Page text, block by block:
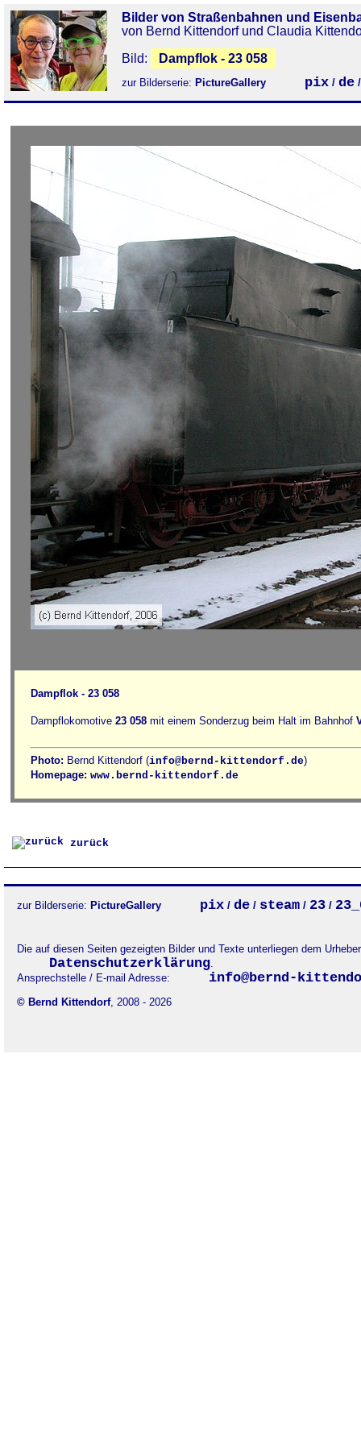
Bilder von Straßenbahnen und
von Bernd Kittendorf und Claudia
Bild:
Dampflok - 23 058
zur Bilderserie: PictureGallery pix / de
Dampflok - 23 058
Dampflokomotive 23 058 mit einem Sonderzug beim Halt im Bahnhof
Photo: Bernd Kittendorf (info@bernd-kittendorf.de)
Homepage: www.bernd-kittendorf.de
zurück
zur Bilderserie: PictureGallery pix / de / steam / 23 /
Die auf diesen Seiten gezeigten Bilder und Texte unterliegen dem
Datenschutzerklärung.
Ansprechstelle / E-mail Adresse:
info@bernd-
© Bernd Kittendorf, 2008 - 2026